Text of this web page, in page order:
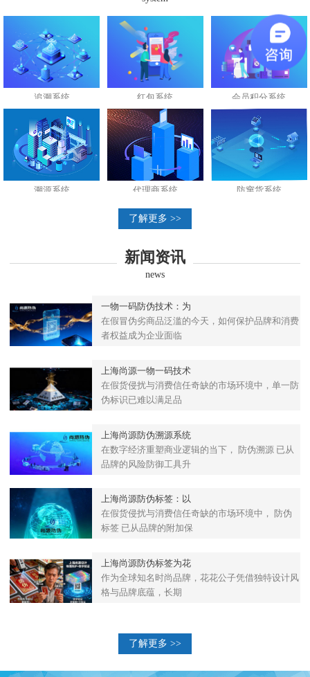
追溯系统 红包系统 会员积分系统
溯源系统 代理商系统 防窜货系统
了解更多 >>
新闻资讯
news
一物一码防伪技术：为
在假冒伪劣商品泛滥的今天，如何保护品牌和消费
者权益成为企业面临
上海尚源一物一码技术
在假货侵扰与消费信任奇缺的市场环境中，单一防
伪标识已难以满足品
上海尚源防伪溯源系统
在数字经济重塑商业逻辑的当下， 防伪溯源 已从
品牌的风险防御工具升
上海尚源防伪标签：以
在假货侵扰与消费信任奇缺的市场环境中， 防伪
标签 已从品牌的附加保
上海尚源防伪标签为花
作为全球知名时尚品牌，花花公子凭借独特设计风
格与品牌底蕴，长期
了解更多 >>